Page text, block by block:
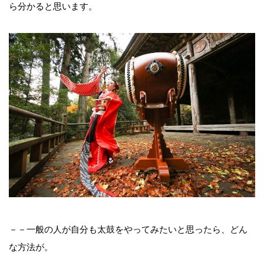
ら分かると思います。
－－一般の人が自分も太鼓をやってみたいと思ったら、どん
な方法が。